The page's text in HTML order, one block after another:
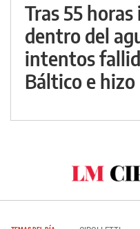
Tras 55
dentro del
intentos
Báltico e